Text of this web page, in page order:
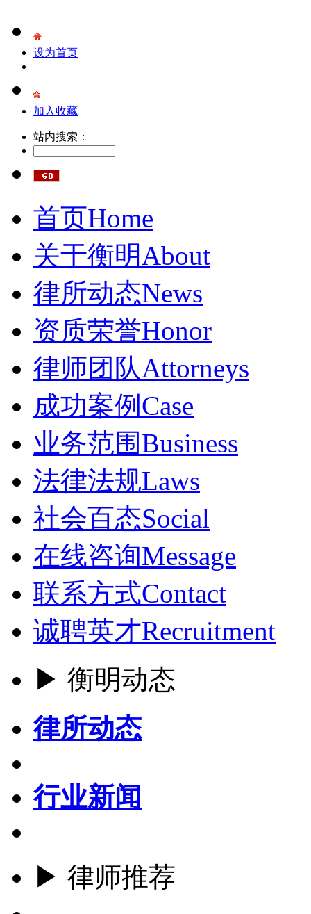
设为首页
加入收藏
站内搜索：
首页Home
关于衡明About
律所动态News
资质荣誉Honor
律师团队Attorneys
成功案例 Case
业务范围Business
法律法规Laws
社会百态Social
在线咨询Message
联系方式Contact
诚聘英才Recruitment
▶ 衡明动态
律所动态
行业新闻
▶ 律师推荐